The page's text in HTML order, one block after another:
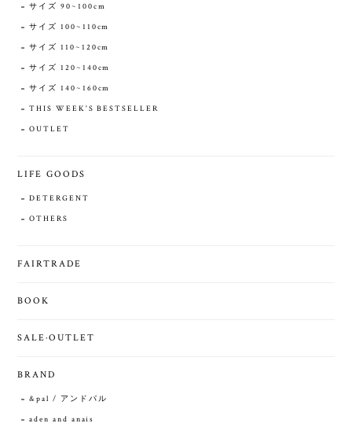
サイズ 90~100cm
サイズ 100~110cm
サイズ 110~120cm
サイズ 120~140cm
サイズ 140~160cm
THIS WEEK'S BESTSELLER
OUTLET
LIFE GOODS
DETERGENT
OTHERS
FAIRTRADE
BOOK
SALE·OUTLET
BRAND
&pal / アンドパル
aden and anais